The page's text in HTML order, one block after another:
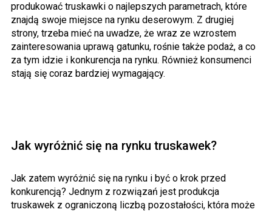
produkować truskawki o najlepszych parametrach, które
znajdą swoje miejsce na rynku deserowym. Z drugiej
strony, trzeba mieć na uwadze, że wraz ze wzrostem
zainteresowania uprawą gatunku, rośnie także podaż, a co
za tym idzie i konkurencja na rynku. Również konsumenci
stają się coraz bardziej wymagający.
Jak wyróżnić się na rynku truskawek?
Jak zatem wyróżnić się na rynku i być o krok przed
konkurencją? Jednym z rozwiązań jest produkcja
truskawek z ograniczoną liczbą pozostałości, która może